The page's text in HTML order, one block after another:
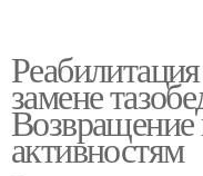
замене
активностям